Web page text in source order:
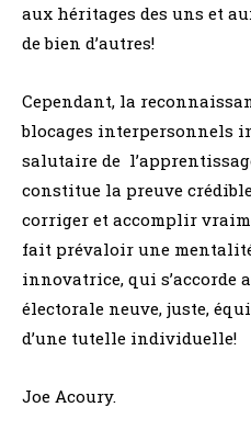
aux héritages des uns et
de bien d’autres!
Cependant, la
blocages interpersonnels
salutaire de
constitue la preuve
corriger et accomplir
fait prévaloir une
innovatrice, qui s’accorde
électorale neuve, juste,
d’une tutelle individuelle!
Joe Acoury.